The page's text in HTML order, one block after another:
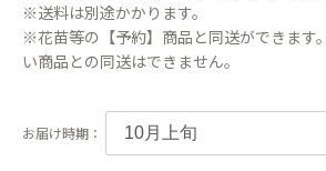
※送料は別途かかります。
※花苗等の【予約】商品と同送ができます
い商品との同送はできません。
お届け時期：